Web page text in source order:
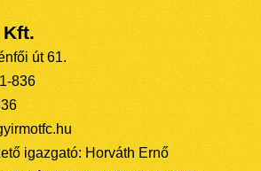
Kft.
út 61.
836
igazgató: Horváth Ernő